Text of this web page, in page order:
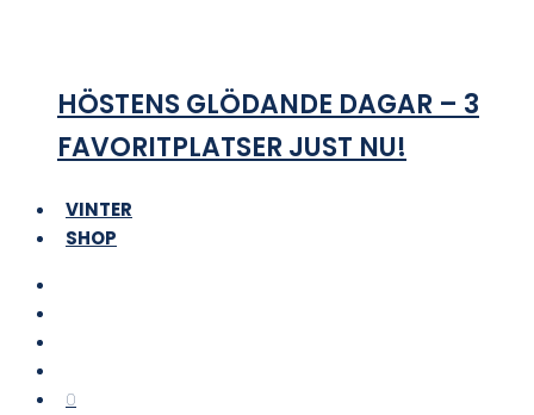
HÖSTENS GLÖDANDE DAGAR – 3
FAVORITPLATSER JUST NU!
VINTER
SHOP
0